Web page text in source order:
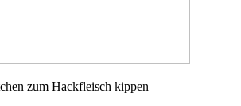
zum Hackfleisch kippen